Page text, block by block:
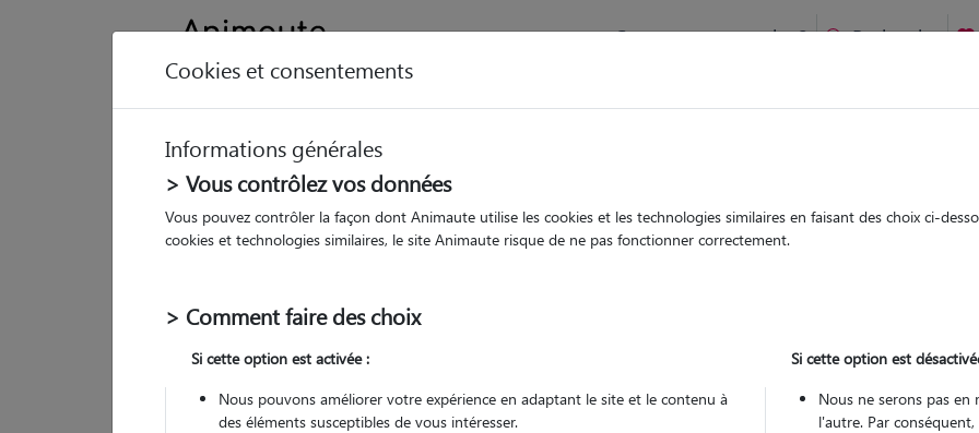
Comment ça marche ? Recherche
Carine
chez le Pet Sitter
Cookies et consentements
Informations générales
> Vous contrôlez vos données
Vous pouvez contrôler la façon dont Animaute utilise les cookies et les technologies similaires en faisant des choix ci-
cookies et technologies similaires, le site Animaute risque de ne pas fonctionner correctement.
> Comment faire des choix
Si cette option est activée :
Nous pouvons améliorer votre expérience en adaptant le site et le contenu à
des éléments susceptibles de vous intéresser.
Si cette option est
Nous ne serons pas en
l'autre. Par